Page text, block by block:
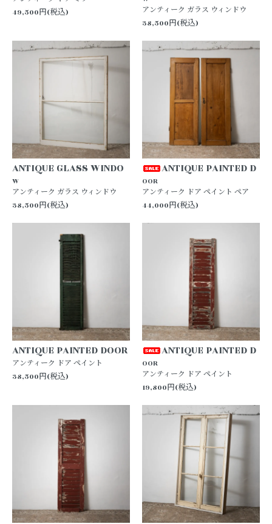
49,500円(税込)
アンティーク ガラス ウィンドウ
38,500円(税込)
ANTIQUE GLASS WINDO
W
アンティーク ガラス ウィンドウ
38,500円(税込)
ANTIQUE PAINTED D
OOR
アンティーク ドア ペイント ペア
44,000円(税込)
ANTIQUE PAINTED DOOR
アンティーク ドア ペイント
38,500円(税込)
ANTIQUE PAINTED D
OOR
アンティーク ドア ペイント
19,800円(税込)